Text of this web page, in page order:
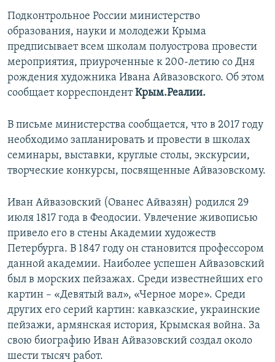
Подконтрольное России министерство
образования, науки и молодежи Крыма
предписывает всем школам полуострова провести
мероприятия, приуроченные к 200-летию со Дня
рождения художника Ивана Айвазовского. Об этом
сообщает корреспондентКрым.Реалии.
В письме министерства сообщается, что в 2017 году
необходимо запланировать и провести в школах
семинары, выставки, круглые столы, экскурсии,
творческие конкурсы, посвященные Айвазовскому.
Иван Айвазовский (Ованес Айвазян) родился 29
июля 1817 года в Феодосии. Увлечение живописью
привело его в стены Академии художеств
Петербурга. В 1847 году он становится профессором
данной академии. Наиболее успешен Айвазовский
был в морских пейзажах. Среди известнейших его
картин – «Девятый вал», «Черное море». Среди
других его серий картин: кавказские, украинские
пейзажи, армянская история, Крымская война. За
свою биографию Иван Айвазовский создал около
шести тысяч работ.